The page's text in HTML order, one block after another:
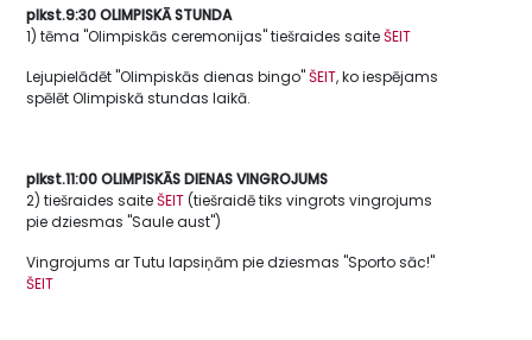
plkst.9:30 OLIMPISKĀ STUNDA
1) tēma "Olimpiskās ceremonijas" tiešraides saiteŠEIT
Lejupielādēt "Olimpiskās dienas bingo"ŠEIT, ko iespējams
spēlēt Olimpiskā stundas laikā.
plkst.11:00 OLIMPISKĀS DIENAS VINGROJUMS
2) tiešraides saiteŠEIT(tiešraidē tiks vingrots vingrojums
pie dziesmas "Saule aust")
Vingrojums ar Tutu lapsiņām pie dziesmas "Sporto sāc!"
ŠEIT